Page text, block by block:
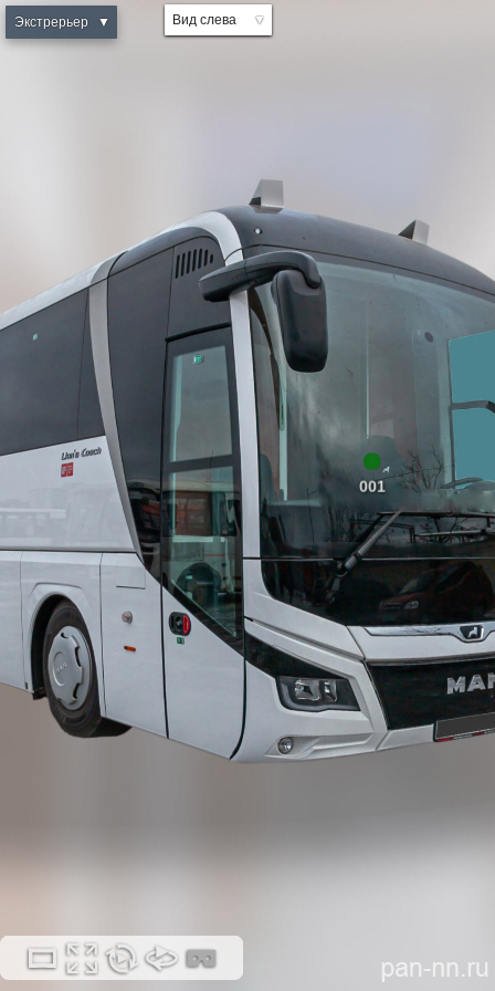
▼
Экстрерьер
▼
Вид слева
001